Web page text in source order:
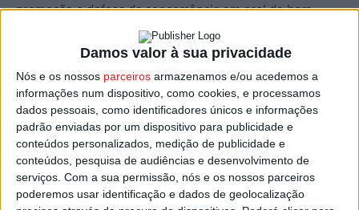
Damos valor à sua privacidade
Nós e os nossos parceiros armazenamos e/ou acedemos a
informações num dispositivo, como cookies, e processamos
dados pessoais, como identificadores únicos e informações
padrão enviadas por um dispositivo para publicidade e
conteúdos personalizados, medição de publicidade e
conteúdos, pesquisa de audiências e desenvolvimento de
serviços. Com a sua permissão, nós e os nossos parceiros
poderemos usar identificação e dados de geolocalização
promoção e defesa da concorrência em prol do bem-
estar dos cidadãos”, informa a Câmara de Viseu, que
apoia a organização deste evento.
A sessão vai contar com a presença de Ana Sofia
Rodrigues, vogal da Autoridade da Concorrência, e com
vários oradores, entre eles o vice-presidente da
Associação Empresarial da Região de Viseu, Nelson
Sousa, e técnicos da Autoridade da Concorrência que
irão abordar diversos temas como “Estará o meu negócio